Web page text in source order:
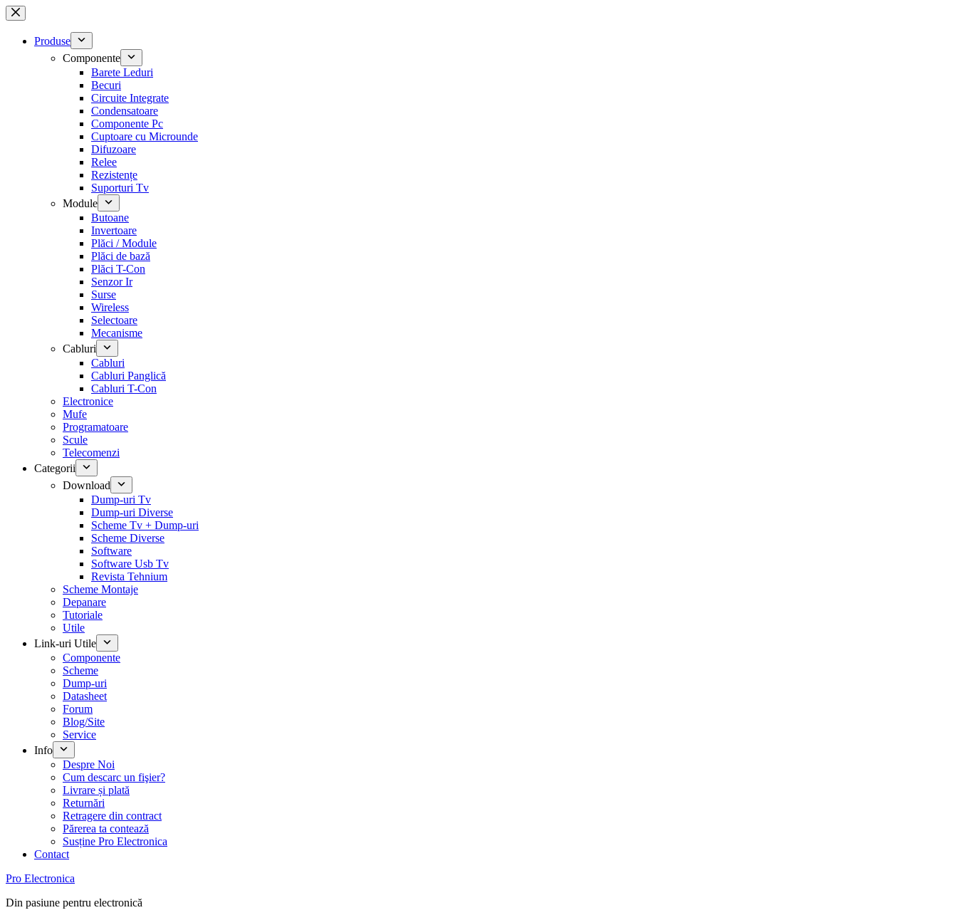
Sari
la
conținutProduse
Componente
Barete Leduri
Becuri
Circuite Integrate
Condensatoare
Componente Pc
Cuptoare cu Microunde
Difuzoare
Relee
Rezistențe
Suporturi Tv
Module
Butoane
Invertoare
Plăci / Module
Plăci de bază
Plăci T-Con
Senzor Ir
Surse
Wireless
Selectoare
Mecanisme
Cabluri
Cabluri
Cabluri Panglică
Cabluri T-Con
Electronice
Mufe
Programatoare
Scule
Telecomenzi
Categorii
Download
Dump-uri Tv
Dump-uri Diverse
Scheme Tv + Dump-uri
Scheme Diverse
Software
Software Usb Tv
Revista Tehnium
Scheme Montaje
Depanare
Tutoriale
Utile
Link-uri Utile
Componente
Scheme
Dump-uri
Datasheet
Forum
Blog/Site
Service
Info
Despre Noi
Cum descarc un fişier?
Livrare și plată
Returnări
Retragere din contract
Părerea ta contează
Susține Pro Electronica
Contact
Pro Electronica
Din pasiune pentru electronică